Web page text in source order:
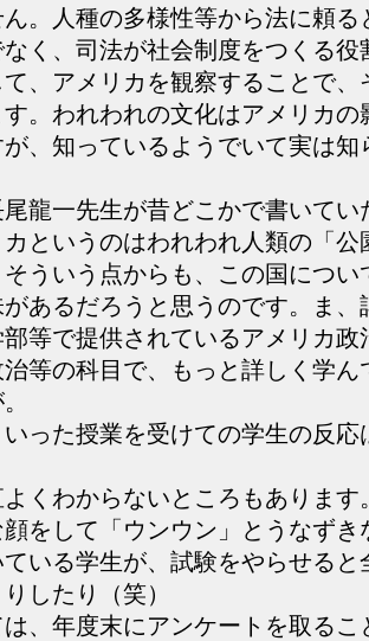
。人種の多様性等から法に頼る
く、司法が社会制度をつくる役
、アメリカを観察することで、
す。われわれの文化はアメリカの
が、知っているようでいて実は知
龍一先生が昔どこかで書いてい
というのはわれわれ人類の「公
ういう点からも、この国につい
あるだろうと思うのです。ま、
等で提供されているアメリカ政
等の科目で、もっと詳しく学ん
いった授業を受けての学生の反応
よくわからないところもあります
をして「ウンウン」とうなずき
いる学生が、試験をやらせると
したり（笑）
、年度末にアンケートを取るこ